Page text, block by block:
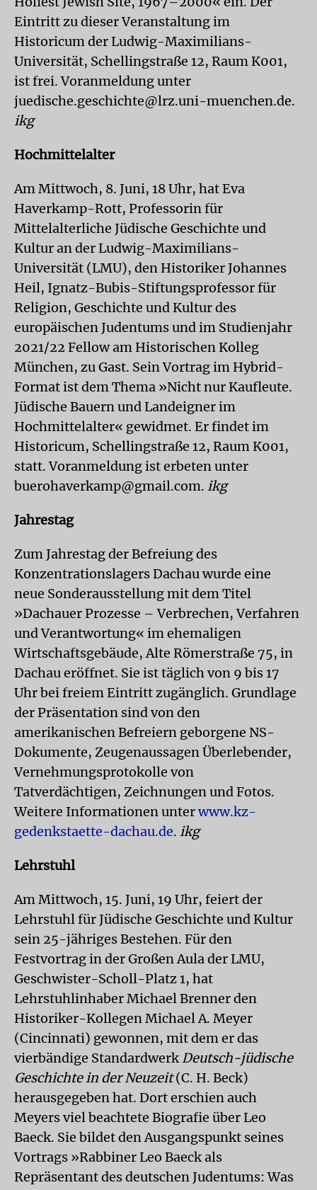
Eintritt zu dieser Veranstaltung im
Historicum der Ludwig-Maximilians-
Universität, Schellingstraße 12, Raum K001,
ist frei. Voranmeldung unter
juedische.geschichte@lrz.uni-muenchen.de.
ikg
Hochmittelalter
Am Mittwoch, 8. Juni, 18 Uhr, hat Eva
Haverkamp-Rott, Professorin für
Mittelalterliche Jüdische Geschichte und
Kultur an der Ludwig-Maximilians-
Universität (LMU), den Historiker Johannes
Heil, Ignatz-Bubis-Stiftungsprofessor für
Religion, Geschichte und Kultur des
europäischen Judentums und im Studienjahr
2021/22 Fellow am Historischen Kolleg
München, zu Gast. Sein Vortrag im Hybrid-
Format ist dem Thema »Nicht nur Kaufleute.
Jüdische Bauern und Landeigner im
Hochmittelalter« gewidmet. Er findet im
Historicum, Schellingstraße 12, Raum K001,
statt. Voranmeldung ist erbeten unter
buerohaverkamp@gmail.com. ikg
Jahrestag
Zum Jahrestag der Befreiung des
Konzentrationslagers Dachau wurde eine
neue Sonderausstellung mit dem Titel
»Dachauer Prozesse – Verbrechen, Verfahren
und Verantwortung« im ehemaligen
Wirtschaftsgebäude, Alte Römerstraße 75, in
Dachau eröffnet. Sie ist täglich von 9 bis 17
Uhr bei freiem Eintritt zugänglich. Grundlage
der Präsentation sind von den
amerikanischen Befreiern geborgene NS-
Dokumente, Zeugenaussagen Überlebender,
Vernehmungsprotokolle von
Tatverdächtigen, Zeichnungen und Fotos.
Weitere Informationen unterwww.kz-
gedenkstaette-dachau.de. ikg
Lehrstuhl
Am Mittwoch, 15. Juni, 19 Uhr, feiert der
Lehrstuhl für Jüdische Geschichte und Kultur
sein 25-jähriges Bestehen. Für den
Festvortrag in der Großen Aula der LMU,
Geschwister-Scholl-Platz 1, hat
Lehrstuhlinhaber Michael Brenner den
Historiker-Kollegen Michael A. Meyer
(Cincinnati) gewonnen, mit dem er das
vierbändige StandardwerkDeutsch-jüdische
Geschichte in der Neuzeit(C. H. Beck)
herausgegeben hat. Dort erschien auch
Meyers viel beachtete Biografie über Leo
Baeck. Sie bildet den Ausgangspunkt seines
Vortrags »Rabbiner Leo Baeck als
Repräsentant des deutschen Judentums: Was